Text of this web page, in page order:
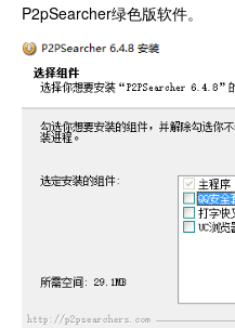
P2pSearcher绿色版软件。